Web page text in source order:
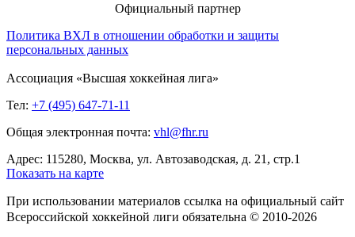
Официальный партнер
Политика ВХЛ в отношении обработки и защиты
персональных данных
Ассоциация «Высшая хоккейная лига»
Тел: +7 (495) 647-71-11
Общая электронная почта: vhl@fhr.ru
Адрес: 115280, Москва, ул. Автозаводская, д. 21, стр.1
Показать на карте
При использовании материалов ссылка на официальный сайт
Всероссийской хоккейной лиги обязательна © 2010-2026